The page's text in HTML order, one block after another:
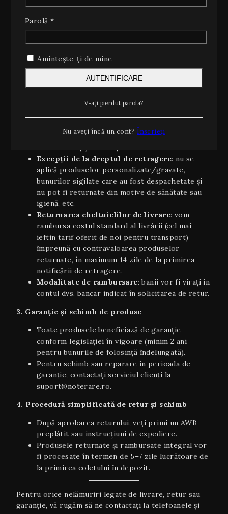
retrageți din contract, fără a invoca un motiv, în
termen de 14 zile calendaristice de la data primirii
Cum exercitați dreptul de retragere:
trimiteți, înainte de împlinirea celor 14 zile, o
solicitare prin e-mail la retur@noterare.ro sau
prin formularul de contact de pe site.
Produsul să fie returnat în aceeaşi stare în
ambalaj original intact).
Dovada achiziției (factură, comandă sau
Excepții de la dreptul de retragere: nu se
aplică produselor personalizate/gravate,
bunurilor sigilate care au fost despachetate și
nu pot fi returnate din motive de sănătate sau
igienă, etc.
Returnarea cheltuielilor de livrare: vom
rambursa costul standard al livrării (cel mai
ieftin tarif oferit de noi pentru transport)
împreună cu contravaloarea produselor
returnate, în maximum 14 zile de la primirea
notificării de retragere.
Modalitate de rambursare: banii vor fi virați în
contul dvs. bancar indicat în solicitarea de retur.
3. Garanție și schimb de produse
Toate produsele beneficiază de garanție
conform legislației în vigoare (minim 2 ani
pentru bunurile de folosință îndelungată).
Pentru schimb sau reparare în perioada de
garanție, contactați serviciul clienți la
suport@noterare.ro.
4. Procedură simplificată de retur și schimb
După aprobarea returului, veți primi un AWB
preplătit sau instrucțiuni de expediere.
Produsele returnate și rambursate integral vor
fi procesate în termen de 5–7 zile lucrătoare de
la primirea coletului în depozit.
Pentru orice nelămuriri legate de livrare, retur sau
garanţie, vă rugăm să ne contactați la telefoanele și
Parolă *Necesar
Amintește-ți de mine
AUTENTIFICARE
V-ați pierdut parola?
Nu aveți încă un cont? Înscrieți